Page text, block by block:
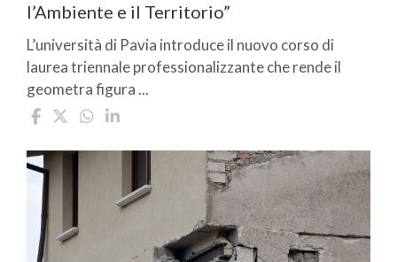
l’Ambiente e il Territorio”
L’università di Pavia introduce il nuovo corso di
laurea triennale professionalizzante che rende il
geometra figura ...